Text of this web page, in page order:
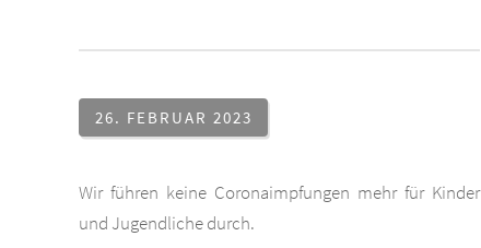
26. FEBRUAR 2023
Wir führen keine Coronaimpfungen mehr für Kinder
und Jugendliche durch.